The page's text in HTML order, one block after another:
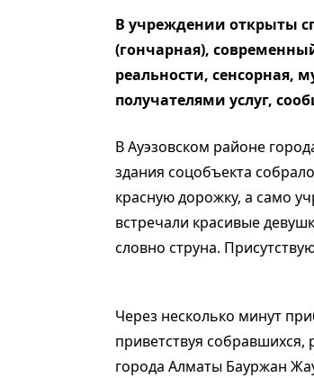
В учреждении открыты
(гончарная),
реальности, сенсорная,
получателями услуг,
В Ауэзовском районе
здания соцобъекта
красную дорожку, а само
встречали красивые
словно струна.
Через несколько минут
приветствуя
города Алматы Бауржан